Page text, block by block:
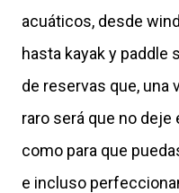
acuáticos, desde
hasta kayak y paddle
de reservas que, una
raro será que no
como para que
e incluso